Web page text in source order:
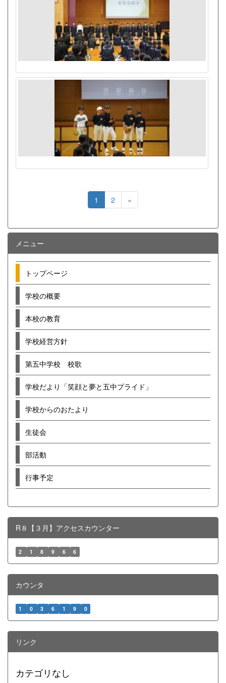
1 2 »
メニュー
トップページ
学校の概要
本校の教育
学校経営方針
第五中学校 校歌
学校だより「笑顔と夢と五中プライド」
学校からのおたより
生徒会
部活動
行事予定
R８【３月】アクセスカウンター
2 1 8 9 6 6
カウンタ
1 0 3 6 1 9 0
リンク
カテゴリなし